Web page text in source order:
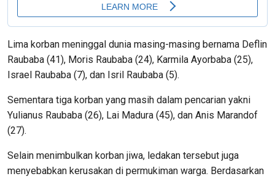
Lima korban meninggal dunia masing-masing bernama Deflin
Raubaba (41), Moris Raubaba (24), Karmila Ayorbaba (25),
Israel Raubaba (7), dan Isril Raubaba (5).
Sementara tiga korban yang masih dalam pencarian yakni
Yulianus Raubaba (26), Lai Madura (45), dan Anis Marandof
(27).
Selain menimbulkan korban jiwa, ledakan tersebut juga
menyebabkan kerusakan di permukiman warga. Berdasarkan